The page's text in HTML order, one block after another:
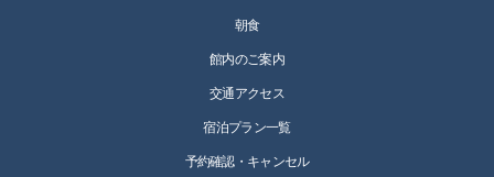
朝食
館内のご案内
交通アクセス
宿泊プラン一覧
予約確認・キャンセル